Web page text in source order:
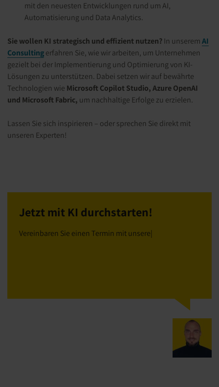
mit den neuesten Entwicklungen rund um AI,
Automatisierung und Data Analytics.
Sie wollen KI strategisch und effizient nutzen?In unseremAI
Consultingerfahren Sie, wie wir arbeiten, um Unternehmen
gezielt bei der Implementierung und Optimierung von KI-
Lösungen zu unterstützen. Dabei setzen wir auf bewährte
Technologien wie Microsoft Copilot Studio, Azure OpenAI
und Microsoft Fabric, um nachhaltige Erfolge zu erzielen.
Lassen Sie sich inspirieren – oder sprechen Sie direkt mit
unseren Experten!
Jetzt mit KI durchstarten!
Vereinbaren Sie einen Termin mit unseren Expert:i